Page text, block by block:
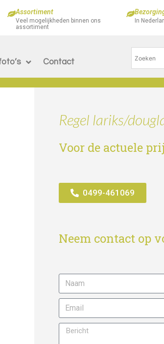
Assortiment
Veel mogelijkheden binnen ons
assortiment
In
Contact
Regel lariks/
Voor de actuele
0499-461069
Neem contact op